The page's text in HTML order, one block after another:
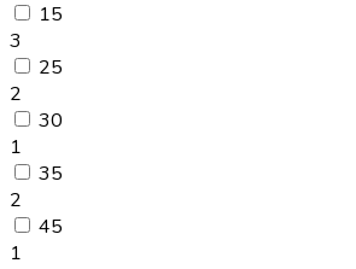
15
3
25
2
30
1
35
2
45
1